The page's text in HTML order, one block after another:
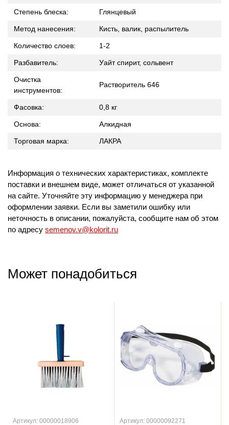
Степень блеска: Глянцевый
Метод нанесения: Кисть, валик, распылитель
Количество слоев: 1-2
Разбавитель: Уайт спирит, сольвент
Очистка
инструментов:
Растворитель 646
Фасовка: 0,8 кг
Основа: Алкидная
Торговая марка: ЛАКРА
Информация о технических характеристиках, комплекте
поставки и внешнем виде, может отличаться от указанной
на сайте. Уточняйте эту информацию у менеджера при
оформлении заявки. Если вы заметили ошибку или
неточность в описании, пожалуйста, сообщите нам об этом
по адресу semenov.v@kolorit.ru
Может понадобиться
Артикул: 00000018906 Артикул: 00000092271